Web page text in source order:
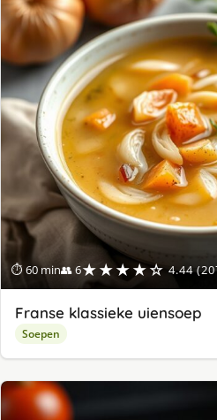
⏱ 60 min👥 6★★★★☆ 4.44
Franse klassieke uiensoep
Soepen